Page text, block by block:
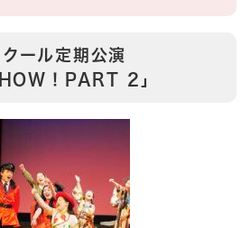
ール定期公演
！PART 2」